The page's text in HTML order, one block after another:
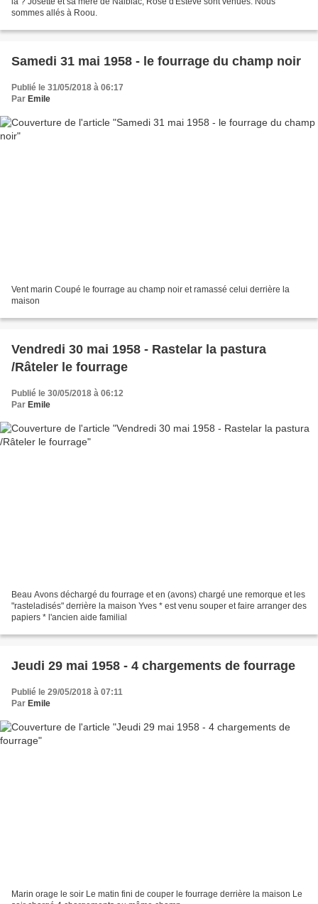
sommes allés à Roou.
Samedi 31 mai 1958 - le fourrage du champ noir
Publié le 31/05/2018 à 06:17
Par Emile
Vent marin Coupé le fourrage au champ noir et ramassé celui derrière la
maison
Vendredi 30 mai 1958 - Rastelar la pastura
/Râteler le fourrage
Publié le 30/05/2018 à 06:12
Par Emile
Beau Avons déchargé du fourrage et en (avons) chargé une remorque et les
"rasteladisés" derrière la maison Yves * est venu souper et faire arranger des
papiers * l'ancien aide familial
Jeudi 29 mai 1958 - 4 chargements de fourrage
Publié le 29/05/2018 à 07:11
Par Emile
Marin orage le soir Le matin fini de couper le fourrage derrière la maison Le